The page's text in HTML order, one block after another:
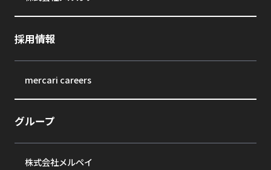
採用情報
mercari careers
グループ
株式会社メルペイ